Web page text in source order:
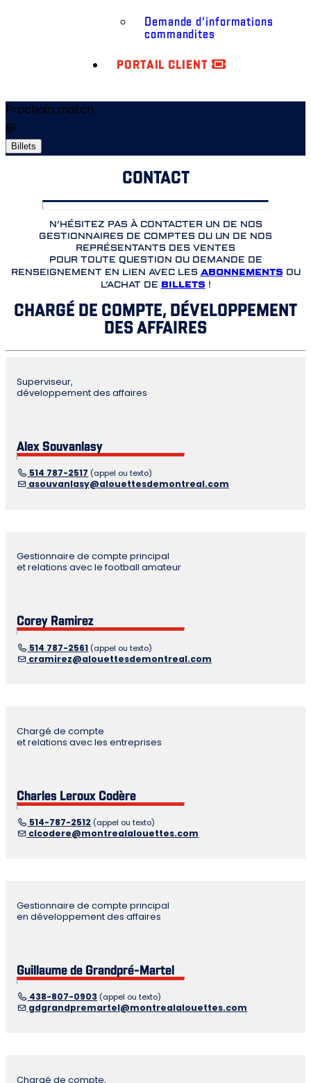
Demande d’informations
commandites
PORTAIL CLIENT
Prochain match
@
Billets
CONTACT
N’HÉSITEZ PAS À CONTACTER UN DE NOS
GESTIONNAIRES DE COMPTES OU UN DE NOS
REPRÉSENTANTS DES VENTES
POUR TOUTE QUESTION OU DEMANDE DE
RENSEIGNEMENT EN LIEN AVEC LES ABONNEMENTS OU
L’ACHAT DE BILLETS !
CHARGÉ DE COMPTE, DÉVELOPPEMENT
DES AFFAIRES
Superviseur,
développement des affaires
Alex Souvanlasy
514 787-2517(appel ou texto)
asouvanlasy@alouettesdemontreal.com
Gestionnaire de compte principal
et relations avec le football amateur
Corey Ramirez
514 787-2561(appel ou texto)
cramirez@alouettesdemontreal.com
Chargé de compte
et relations avec les entreprises
Charles Leroux Codère
514-787-2512(appel ou texto)
clcodere@montrealalouettes.com
Gestionnaire de compte principal
en développement des affaires
Guillaume de Grandpré-Martel
438-807-0903(appel ou texto)
gdgrandpremartel@montrealalouettes.com